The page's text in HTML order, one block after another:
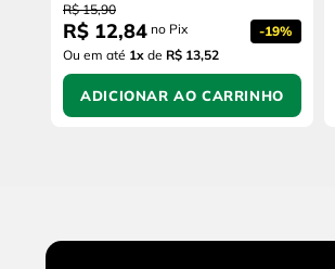
R$ 15,90
R$ 12,84 no Pix -19%
Ou em até 1x de R$ 13,52
ADICIONAR AO CARRINHO